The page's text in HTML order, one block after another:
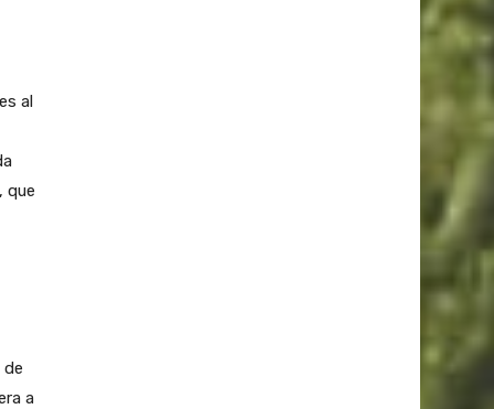
al
que
de
a